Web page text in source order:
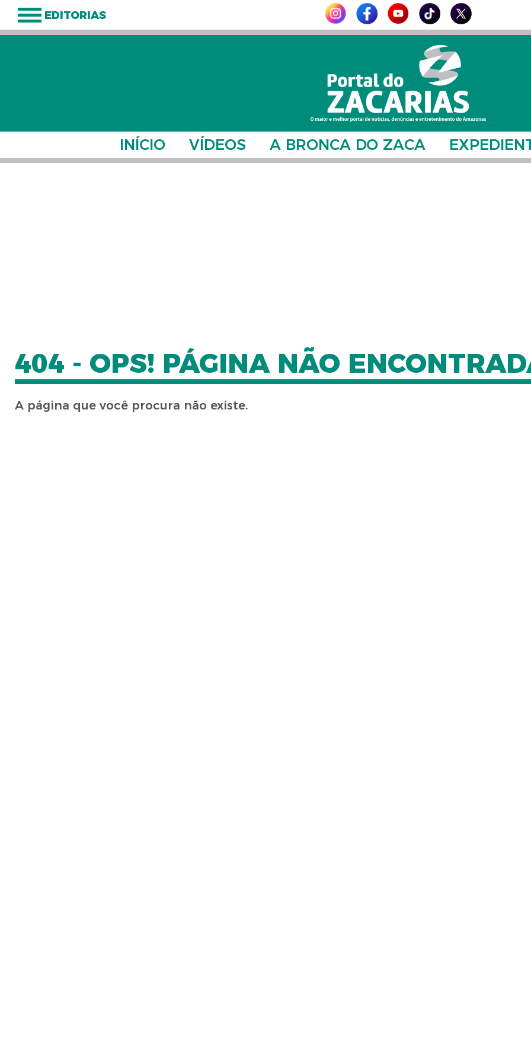
EDITORIAS
INÍCIO VÍDEOS A BRONCA DO ZACA
404 - OPS! PÁGINA NÃO
A página que você procura não existe.